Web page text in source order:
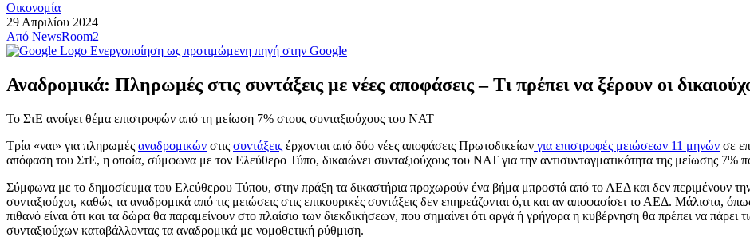
Οικονομία
29 Απριλίου 2024
Από NewsRoom2
Ενεργοποίηση ως προτιμώμενη πηγή στην Google
Αναδρομικά: Πληρωμές στις συντάξεις με νέες αποφάσεις – Τι πρέπει να ξέρουν οι
Το ΣτΕ ανοίγει θέμα επιστροφών από τη μείωση 7% στους συνταξιούχους του ΝΑΤ
Τρία «ναι» για πληρωμές αναδρομικών στις συντάξεις έρχονται από δύο νέες αποφάσεις Πρωτοδικείων για επιστροφές μειώσεων 11 μηνών σε
απόφαση του ΣτΕ, η οποία, σύμφωνα με τον Ελεύθερο Τύπο, δικαιώνει συνταξιούχους του ΝΑΤ για την αντισυνταγματικότητα της μείωσης 7%
Σύμφωνα με το δημοσίευμα του Ελεύθερου Τύπου, στην πράξη τα δικαστήρια προχωρούν ένα βήμα μπροστά από το ΑΕΔ και δεν περιμένουν την
συνταξιούχοι, καθώς τα αναδρομικά από τις μειώσεις στις επικουρικές συντάξεις δεν επηρεάζονται ό,τι και αν αποφασίσει το ΑΕΔ. Μάλιστα,
πιθανό είναι ότι και τα δώρα θα παραμείνουν στο πλαίσιο των διεκδικήσεων, που σημαίνει ότι αργά ή γρήγορα η κυβέρνηση θα πρέπει να πάρει
συνταξιούχων καταβάλλοντας τα αναδρομικά με νομοθετική ρύθμιση.